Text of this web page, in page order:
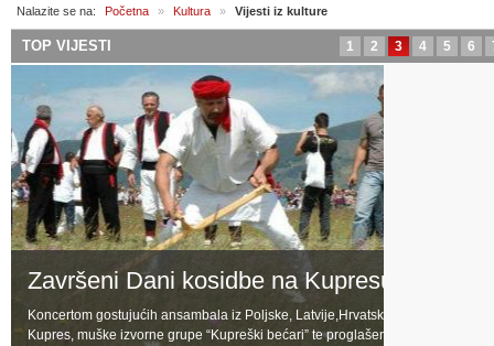
Nalazite se na: Početna » Kultura » Vijesti iz kulture
TOP VIJESTI 6
5
4
3
2
1
Završeni Dani kosidbe na Kupresu
Koncertom gostujućih ansambala iz Poljske, Latvije,Hrvatske, Portorika, HKD
Kupres, muške izvorne grupe “Kupreški bećari” te proglašenjem pobjednika